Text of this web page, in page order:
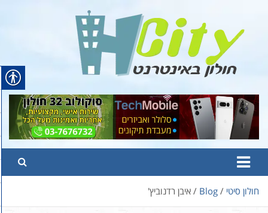
content
Hcity – חולון באינטרנט
פורטל החדשות והמידע של חולון
חולון סיטי Blog איבן רדנוביץ'